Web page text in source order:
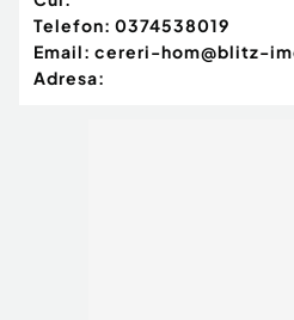
Telefon: 0374538019
Email: cereri-hom@blitz-
Adresa: